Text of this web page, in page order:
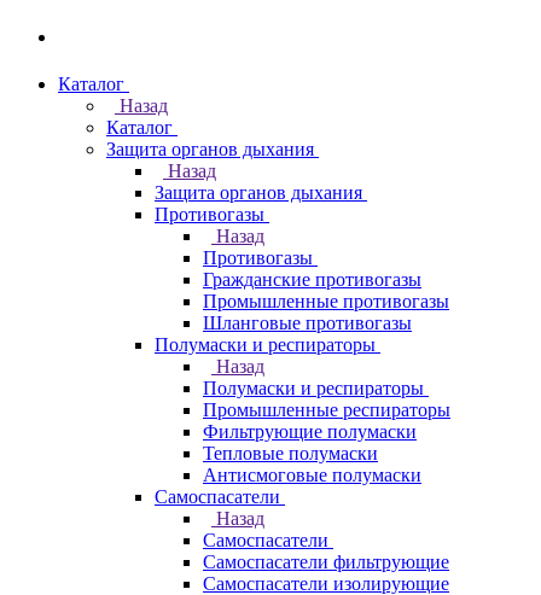
Каталог
Назад
Каталог
Защита органов дыхания
Назад
Защита органов дыхания
Противогазы
Назад
Противогазы
Гражданские противогазы
Промышленные противогазы
Шланговые противогазы
Полумаски и респираторы
Назад
Полумаски и респираторы
Промышленные респираторы
Фильтрующие полумаски
Тепловые полумаски
Антисмоговые полумаски
Самоспасатели
Назад
Самоспасатели
Самоспасатели фильтрующие
Самоспасатели изолирующие